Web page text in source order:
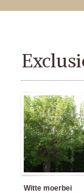
Witte moerbei